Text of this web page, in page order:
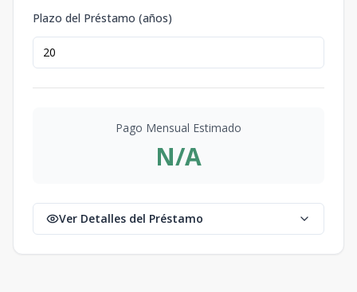
Plazo del Préstamo (años)
Pago Mensual Estimado
N/A
Ver Detalles del Préstamo